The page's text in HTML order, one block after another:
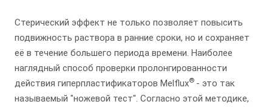
Стерический эффект не только позволяет повысить
подвижность раствора в ранние сроки, но и сохраняет
её в течение большего периода времени. Наиболее
наглядный способ проверки пролонгированности
действия гиперпластификаторов Melflux® - это так
называемый "ножевой тест". Согласно этой методике,